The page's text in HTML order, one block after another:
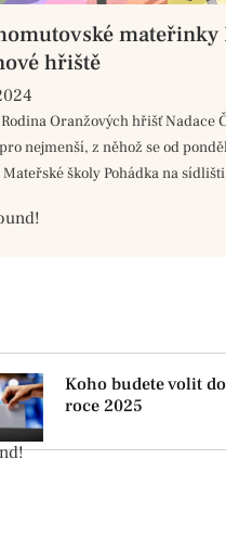
mateřinky
hřiště
Oranžových hřišť Nadace
nejmenší, z něhož se od
školy Pohádka na
Koho budete volit
roce 2025